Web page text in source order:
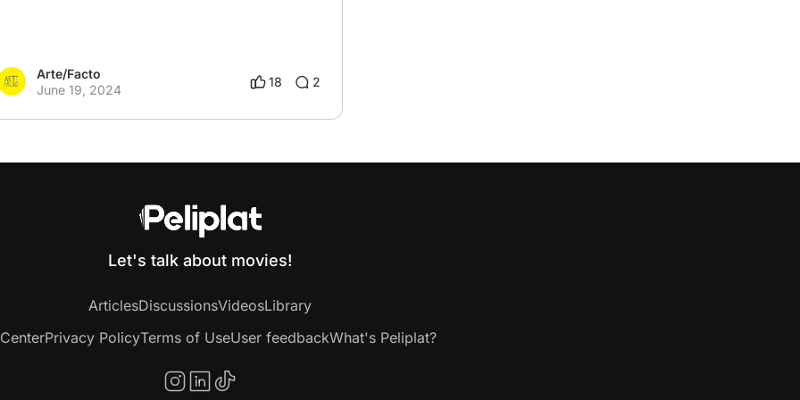
Arte/Facto
June 19, 2024
18 2
Let's talk about movies!
ArticlesDiscussionsVideosLibrary
Privacy PolicyTerms of UseUser feedbackWhat's Peliplat?